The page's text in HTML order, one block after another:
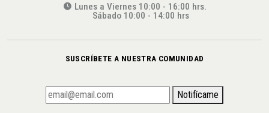
Lunes a Viernes 10:00 - 16:00 hrs.
Sábado 10:00 - 14:00 hrs
SUSCRÍBETE A NUESTRA COMUNIDAD
Notifícame